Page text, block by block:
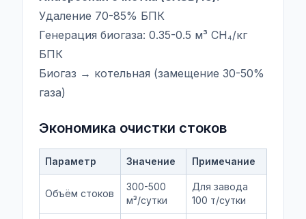
Удаление 70-85% БПК
Генерация биогаза: 0.35-0.5 м³ CH₄/кг
БПК
Биогаз → котельная (замещение 30-50%
газа)
Экономика очистки стоков
Параметр Значение Примечание
Объём стоков
300-500
м³/сутки
Для завода
100 т/сутки